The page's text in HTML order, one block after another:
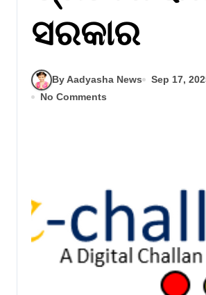
ସରକାର
By Aadyasha News
Sep 17,
No Comments